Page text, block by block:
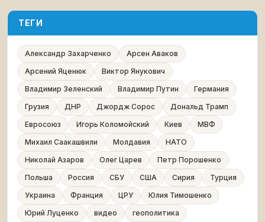
ТЕГИ
Александр Захарченко
Арсен Аваков
Арсений Яценюк
Виктор Янукович
Владимир Зеленский
Владимир Путин
Германия
Грузия
ДНР Джордж Сорос
Дональд Трамп
Евросоюз
Игорь Коломойский Киев
МВФ
Михаил Саакашвили
Молдавия
НАТО
Николай Азаров
Олег Царев
Петр Порошенко
Польша
Россия СБУ США Сирия
Турция
Украина
Франция ЦРУ
Юлия Тимошенко
Юрий Луценко
видео
геополитика